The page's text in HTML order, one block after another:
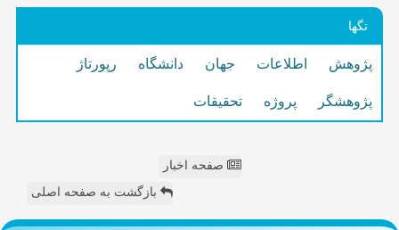
تگها
پژوهش اطلاعات جهان دانشگاه رپورتاژ
پژوهشگر پروژه تحقیقات
صفحه اخبار
بازگشت به صفحه اصلی